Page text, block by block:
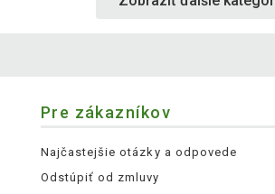
Pre zákazníkov
Najčastejšie otázky a odpovede
Odstúpiť od zmluvy